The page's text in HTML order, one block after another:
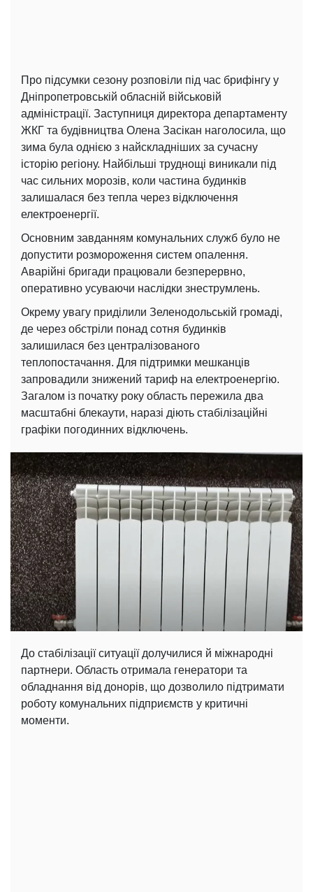
Про підсумки сезону розповіли під час брифінгу у
Дніпропетровській обласній військовій
адміністрації. Заступниця директора департаменту
ЖКГ та будівництва Олена Засікан наголосила, що
зима була однією з найскладніших за сучасну
історію регіону. Найбільші труднощі виникали під
час сильних морозів, коли частина будинків
залишалася без тепла через відключення
електроенергії.
Основним завданням комунальних служб було не
допустити розмороження систем опалення.
Аварійні бригади працювали безперервно,
оперативно усуваючи наслідки знеструмлень.
Окрему увагу приділили Зеленодольській громаді,
де через обстріли понад сотня будинків
залишилася без централізованого
теплопостачання. Для підтримки мешканців
запровадили знижений тариф на електроенергію.
Загалом із початку року область пережила два
масштабні блекаути, наразі діють стабілізаційні
графіки погодинних відключень.
До стабілізації ситуації долучилися й міжнародні
партнери. Область отримала генератори та
обладнання від донорів, що дозволило підтримати
роботу комунальних підприємств у критичні
моменти.